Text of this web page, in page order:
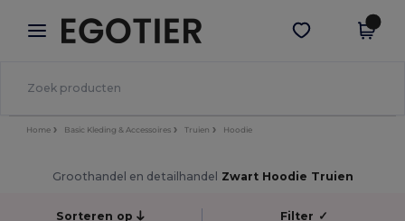
× Egotier-app
Betere prijzen in de app!
Download app
Home Basic Kleding & Accessoires Truien Hoodie
Groothandel en detailhandel Zwart Hoodie Truien
Sorteren op Filter ✓